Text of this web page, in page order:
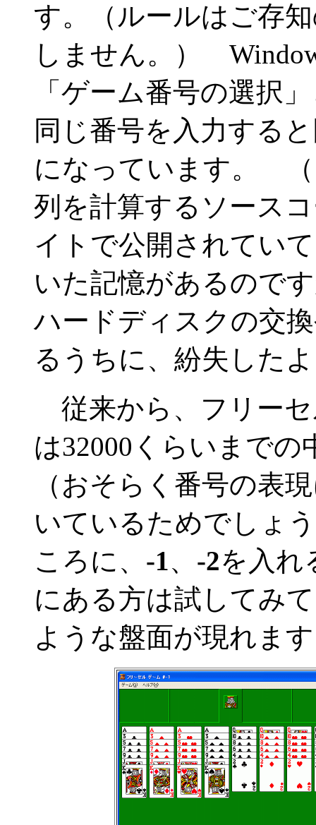
す。（ルールはご存
しません。）
「ゲーム番号の選択
同じ番号を入力する
になっています。 （
列を計算するソース
イトで公開されてい
いた記憶があるので
ハードディスクの交
るうちに、紛失した
従来から、フリー
は32000くらいまで
（おそらく番号の表
いているためでしょ
ころに、 -1、 -2を入れ
にある方は試してみ
ような盤面が現れま